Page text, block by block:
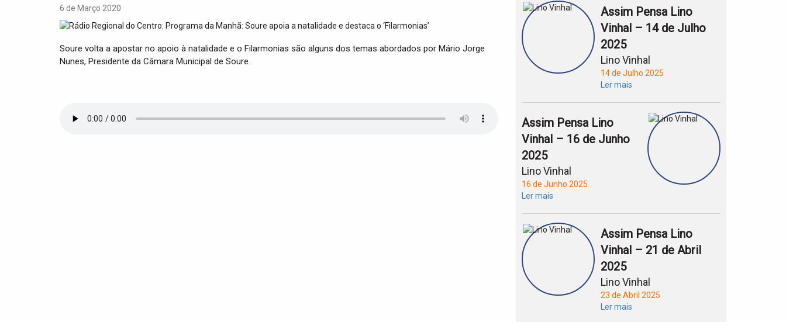
6 de Março 2020
Soure volta a apostar no apoio à natalidade e o Filarmonias são alguns dos temas abordados por Mário Jorge
Nunes, Presidente da Câmara Municipal de Soure.
Assim Pensa Lino
Vinhal – 14 de Julho
2025
Lino Vinhal
14 de Julho 2025
Ler mais
Assim Pensa Lino
Vinhal – 16 de Junho
2025
Lino Vinhal
16 de Junho 2025
Ler mais
Assim Pensa Lino
Vinhal – 21 de Abril
2025
Lino Vinhal
23 de Abril 2025
Ler mais